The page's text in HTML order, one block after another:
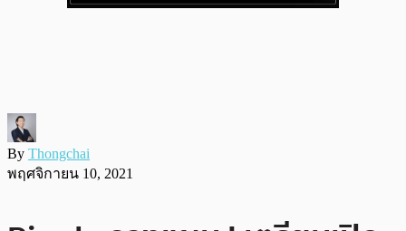
By Thongchai
พฤศจิกายน 10, 2021